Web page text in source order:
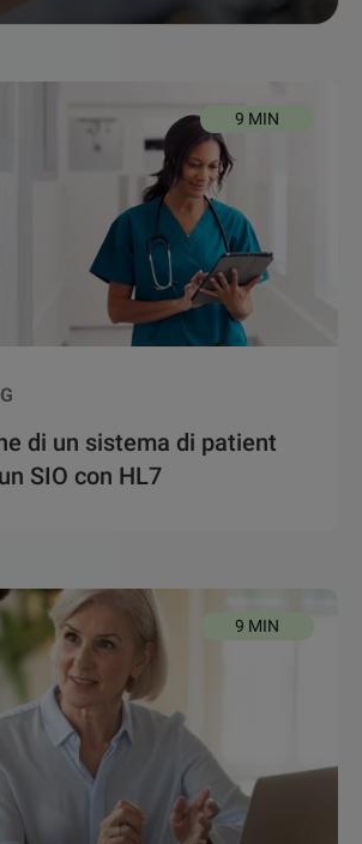
9 MIN
di un sistema di patient
SIO con HL7
9 MIN